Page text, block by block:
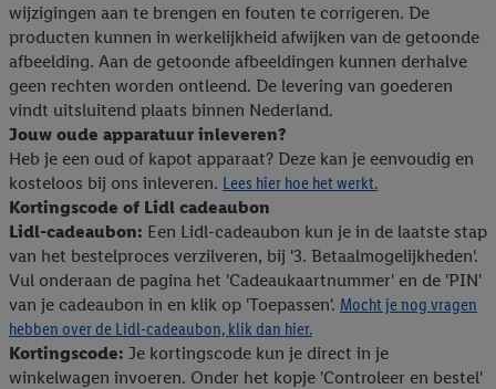
wijzigingen aan te brengen en fouten te corrigeren. De
producten kunnen in werkelijkheid afwijken van de getoonde
afbeelding. Aan de getoonde afbeeldingen kunnen derhalve
geen rechten worden ontleend. De levering van goederen
vindt uitsluitend plaats binnen Nederland.
Jouw oude apparatuur inleveren?
Heb je een oud of kapot apparaat? Deze kan je eenvoudig en
kosteloos bij ons inleveren. Lees hier hoe het werkt.
Kortingscode of Lidl cadeaubon
Lidl-cadeaubon: Een Lidl-cadeaubon kun je in de laatste stap
van het bestelproces verzilveren, bij '3. Betaalmogelijkheden'.
Vul onderaan de pagina het 'Cadeaukaartnummer' en de 'PIN'
van je cadeaubon in en klik op 'Toepassen'. Mocht je nog vragen
hebben over de Lidl-cadeaubon, klik dan hier.
Kortingscode: Je kortingscode kun je direct in je
winkelwagen invoeren. Onder het kopje 'Controleer en bestel'
worden gebruikt.
Door op "Akkoord" te klikken, stem je in met alle verwerkingen
voor alle bovengenoemde doeleinden. Meer informatie,
inclusief over de opslagperiode van de gegevens en je recht om
jouw toestemming op elk gewenst moment in te trekken, vind je
in onzeprivacyverklaring.Je vindt de impressum voor de Lidl
website hier.
Klikhier voor meer informatie over de cookies die
wij inzetten.